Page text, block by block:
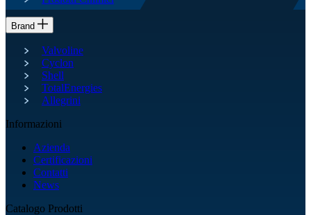
Brand
Valvoline
Cyclon
Shell
TotalEnergies
Allegrini
Informazioni
Azienda
Certificazioni
Contatti
News
Catalogo Prodotti